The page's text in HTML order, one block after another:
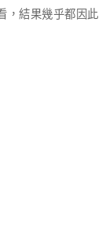
，結果幾乎都因此